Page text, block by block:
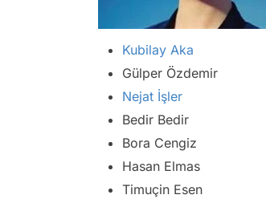
Kubilay Aka
Gülper Özdemir
Nejat İşler
Bedir Bedir
Bora Cengiz
Hasan Elmas
Timuçin Esen